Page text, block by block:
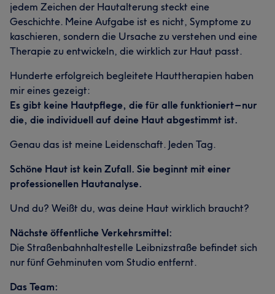
jedem Zeichen der Hautalterung steckt eine
Geschichte. Meine Aufgabe ist es nicht, Symptome zu
kaschieren, sondern die Ursache zu verstehen und eine
Therapie zu entwickeln, die wirklich zur Haut passt.
Hunderte erfolgreich begleitete Hauttherapien haben
mir eines gezeigt:
Es gibt keine Hautpflege, die für alle funktioniert – nur
die, die individuell auf deine Haut abgestimmt ist.
Genau das ist meine Leidenschaft. Jeden Tag.
Schöne Haut ist kein Zufall. Sie beginnt mit einer
professionellen Hautanalyse.
Und du? Weißt du, was deine Haut wirklich braucht?
Nächste öffentliche Verkehrsmittel:
Die Straßenbahnhaltestelle Leibnizstraße befindet sich
nur fünf Gehminuten vom Studio entfernt.
Das Team: